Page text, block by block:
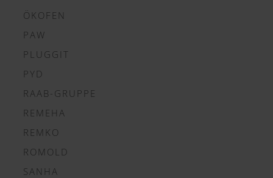
ÖKOFEN
PAW
PLUGGIT
PYD
RAAB-GRUPPE
REMEHA
REMKO
ROMOLD
SANHA